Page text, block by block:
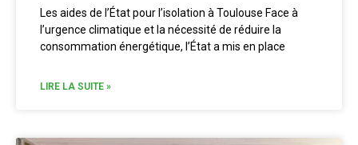
Les aides de l’État pour l’isolation à Toulouse Face à
l’urgence climatique et la nécessité de réduire la
consommation énergétique, l’État a mis en place
LIRE LA SUITE »